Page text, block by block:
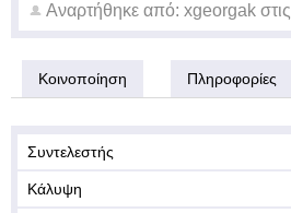
Αναρτήθηκε από: xgeorgak στις
Κοινοποίηση Πληροφορίες
Συντελεστής
Κάλυψη